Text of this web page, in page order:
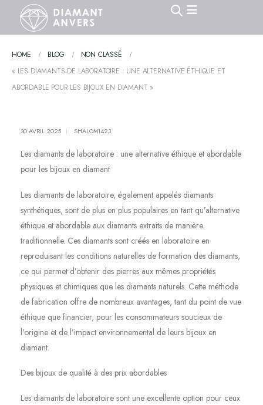
HOME BLOG
NON CLASSÉ
« LES DIAMANTS DE LABORATOIRE : UNE ALTERNATIVE ÉTHIQUE ET
ABORDABLE POUR LES BIJOUX EN DIAMANT »
30 AVRIL 2025 SHALOM1423
Les diamants de laboratoire : une alternative éthique et abordable
pour les bijoux en diamant
Les diamants de laboratoire, également appelés diamants
synthétiques, sont de plus en plus populaires en tant qu’alternative
éthique et abordable aux diamants extraits de manière
traditionnelle. Ces diamants sont créés en laboratoire en
reproduisant les conditions naturelles de formation des diamants,
ce qui permet d’obtenir des pierres aux mêmes propriétés
physiques et chimiques que les diamants naturels. Cette méthode
de fabrication offre de nombreux avantages, tant du point de vue
éthique que financier, pour les consommateurs soucieux de
l’origine et de l’impact environnemental de leurs bijoux en
diamant.
Des bijoux de qualité à des prix abordables
Les diamants de laboratoire sont une excellente option pour ceux